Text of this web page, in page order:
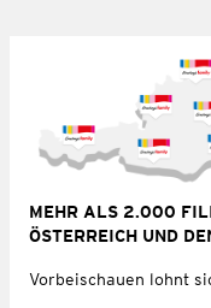
MEHR ALS 2.000
ÖSTERREICH UND
Vorbeischauen lohnt